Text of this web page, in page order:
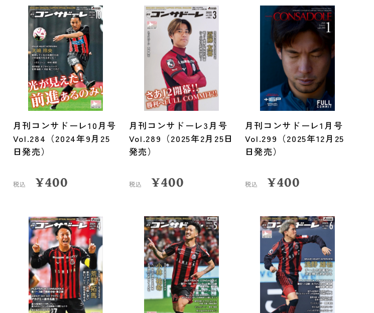
月刊コンサドーレ10月号
Vol.284（2024年9月25
日発売）
税込 ¥400
月刊コンサドーレ3月号
Vol.289（2025年2月25日
発売）
税込 ¥400
月刊コンサドーレ1月号
Vol.299（2025年12月25
日発売）
税込 ¥400